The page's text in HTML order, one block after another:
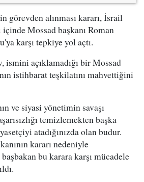
görevden alınması kararı, İsrail
içinde Mossad başkanı Roman
karşı tepkiye yol açtı.
ismini açıklamadığı bir Mossad
istihbarat teşkilatını mahvettiğini
ve siyasi yönetimin savaşı
temizlemekten başka
atadığınızda olan budur.
kararı nedeniyle
bu karara karşı mücadele